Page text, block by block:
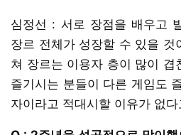
심정선 : 서로 장점을 배우고
장르 전체가 성장할 수 있을 것
쳐 장르는 이용자 층이 많이 겹
즐기시는 분들이 다른 게임도
자이라고 적대시할 이유가 없